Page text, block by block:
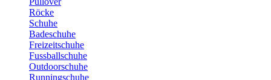
Röcke
Schuhe
Badeschuhe
Freizeitschuhe
Fussballschuhe
Outdoorschuhe
Runningschuhe